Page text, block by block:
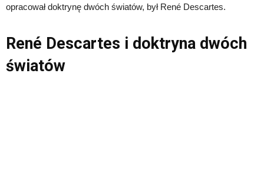
opracował doktrynę dwóch światów, był René Descartes.
René Descartes i doktryna dwóch
światów